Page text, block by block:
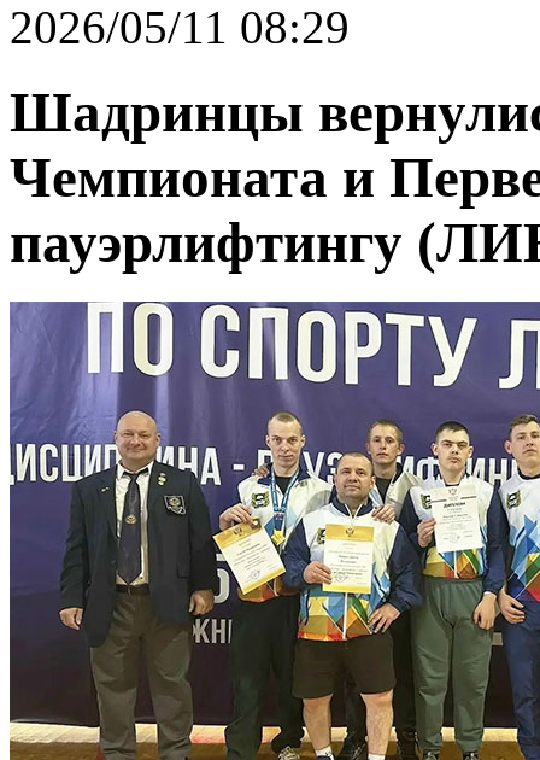
2026/05/11 08:29
Шадринцы
Чемпионата и
пауэрлифтингу